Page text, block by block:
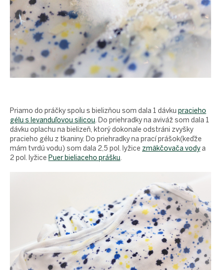
Priamo do práčky spolu s bielizňou som dala 1 dávku pracieho
gélu s levanduľovou silicou. Do priehradky na aviváž som dala 1
dávku oplachu na bielizeň, ktorý dokonale odstráni zvyšky
pracieho gélu z tkaniny. Do priehradky na prací prášok(keďže
mám tvrdú vodu) som dala 2,5 pol. lyžice zmäkčovača vody a
2 pol. lyžice Puer bieliaceho prášku.